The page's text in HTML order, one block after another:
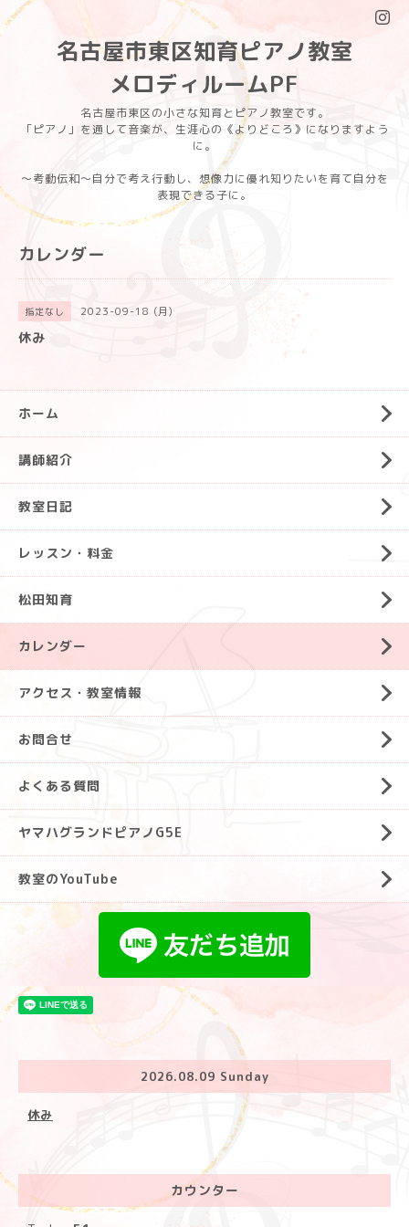
名古屋市東区知育ピアノ教室
メロディルームPF
名古屋市東区の小さな知育とピアノ教室です。
「ピアノ」を通して音楽が、生涯心の《よりどころ》になりますよう
に。
〜考動伝和〜自分で考え行動し、想像力に優れ知りたいを育て自分を
表現できる子に。
カレンダー
指定なし 2023-09-18 (月)
休み
ホーム
講師紹介
教室日記
レッスン・料金
松田知育
カレンダー
アクセス・教室情報
お問合せ
よくある質問
ヤマハグランドピアノG5E
教室のYouTube
2026.08.09 Sunday
休み
カウンター